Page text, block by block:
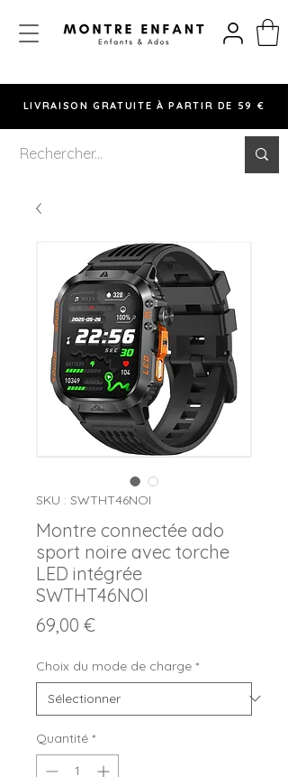
LIVRAISON GRATUITE À PARTIR DE 59 €
SKU : SWTHT46NOI
Montre connectée ado
sport noire avec torche
LED intégrée
SWTHT46NOI
69,00 €Prix
Choix du mode de charge *
Quantité *